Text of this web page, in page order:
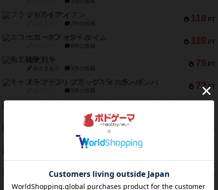
118 PT
フラットアイアン
2件の投稿
118 PT
エコーズ・オブ・タイム
8件の投稿
79 PT
南北戦争
紹介文あり 1件の投稿
72 PT
キャプテン・フリップ：イスラ・ボンバ
2件の投稿
PT
4件の投稿
PT
1件の投稿
PT
PT
セミファイナル ～お前はまだ生きている～